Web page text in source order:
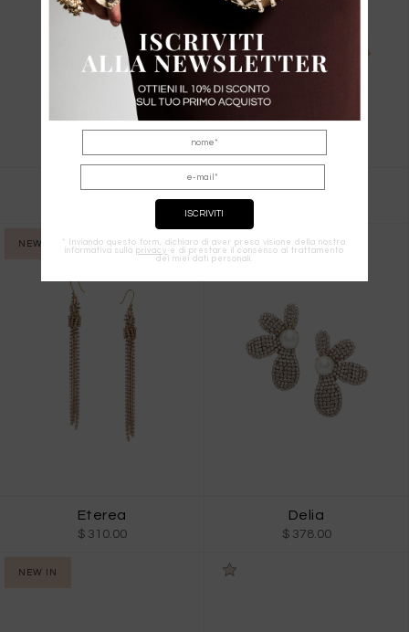
Flores Earrings L Flores Earrings
NEW IN
Eterea
$ 310.00
NEW IN
Delia
$ 378.00
NEW IN
* Inviando questo form, dichiaro di aver preso visione della nostra
informativa sulla privacy e di prestare il consenso al trattamento
dei miei dati personali.